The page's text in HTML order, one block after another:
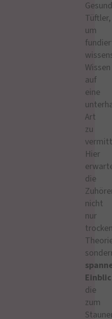
Tüftler,
um
Wissen
auf
eine
Art
zu
Hier
die
nicht
nur
die
zum